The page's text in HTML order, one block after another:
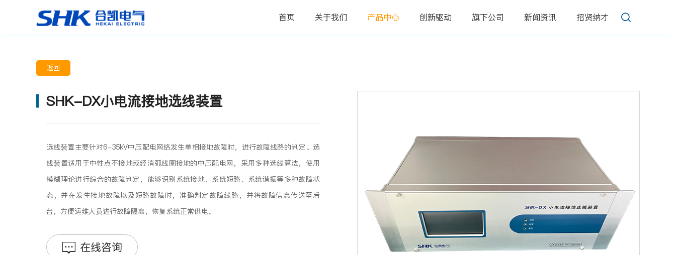
首页 关于我们 产品中心 创新驱动 旗下公司 新闻资讯 招贤纳才
返回
SHK-DX小电流接地选线装置
选线装置主要针对6-35kV中压配电网络发生单相接地故障时，进行故障线路的判定。选
线装置适用于中性点不接地或经消弧线圈接地的中压配电网，采用多种选线算法，使用
模糊理论进行综合的故障判定，能够识别系统接地、系统短路、系统谐振等多种故障状
态，并在发生接地故障以及短路故障时，准确判定故障线路，并将故障信息传送至后
台，方便运维人员进行故障隔离，恢复系统正常供电。
在线咨询